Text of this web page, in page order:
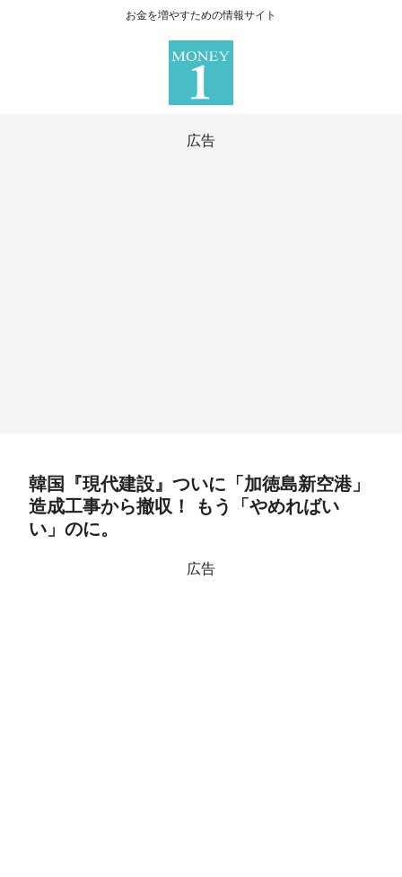
お金を増やすための情報サイト
広告
韓国『現代建設』ついに「加徳島新空港」
造成工事から撤収！ もう「やめればい
い」のに。
広告